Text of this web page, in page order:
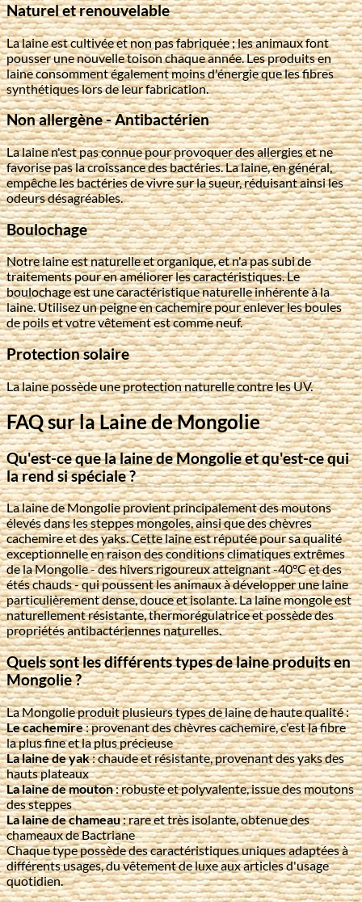
Naturel et renouvelable
La laine est cultivée et non pas fabriquée ; les animaux font
pousser une nouvelle toison chaque année. Les produits en
laine consomment également moins d'énergie que les fibres
synthétiques lors de leur fabrication.
Non allergène - Antibactérien
La laine n'est pas connue pour provoquer des allergies et ne
favorise pas la croissance des bactéries. La laine, en général,
empêche les bactéries de vivre sur la sueur, réduisant ainsi les
odeurs désagréables.
Boulochage
Notre laine est naturelle et organique, et n'a pas subi de
traitements pour en améliorer les caractéristiques. Le
boulochage est une caractéristique naturelle inhérente à la
laine. Utilisez un peigne en cachemire pour enlever les boules
de poils et votre vêtement est comme neuf.
Protection solaire
La laine possède une protection naturelle contre les UV.
FAQ sur la Laine de Mongolie
Qu'est-ce que la laine de Mongolie et qu'est-ce qui
la rend si spéciale ?
La laine de Mongolie provient principalement des moutons
élevés dans les steppes mongoles, ainsi que des chèvres
cachemire et des yaks. Cette laine est réputée pour sa qualité
exceptionnelle en raison des conditions climatiques extrêmes
de la Mongolie - des hivers rigoureux atteignant -40°C et des
étés chauds - qui poussent les animaux à développer une laine
particulièrement dense, douce et isolante. La laine mongole est
naturellement résistante, thermorégulatrice et possède des
propriétés antibactériennes naturelles.
Quels sont les différents types de laine produits en
Mongolie ?
La Mongolie produit plusieurs types de laine de haute qualité :
Le cachemire: provenant des chèvres cachemire, c'est la fibre
la plus fine et la plus précieuse
La laine de yak: chaude et résistante, provenant des yaks des
hauts plateaux
La laine de mouton: robuste et polyvalente, issue des moutons
des steppes
La laine de chameau: rare et très isolante, obtenue des
chameaux de Bactriane
Chaque type possède des caractéristiques uniques adaptées à
différents usages, du vêtement de luxe aux articles d'usage
quotidien.